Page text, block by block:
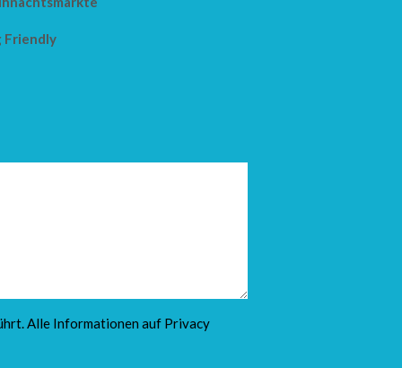
Friendly
Alle Informationen auf Privacy